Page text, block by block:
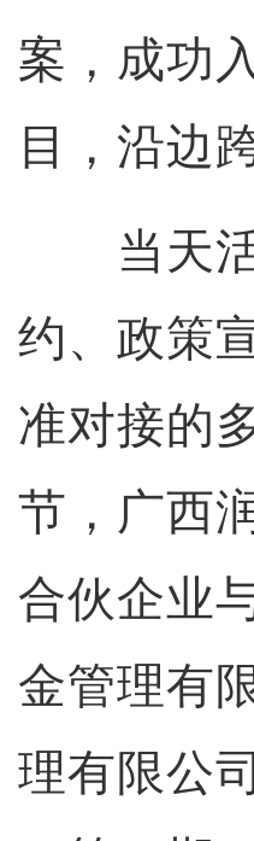
案，成功
目，沿边
当天活
约、政策
准对接的
节，广西
合伙企业
金管理有
理有限公